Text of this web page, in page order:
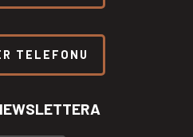
TELEFONU